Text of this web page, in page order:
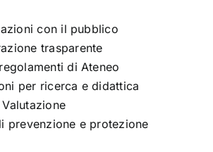
con il pubblico
trasparente
di Ateneo
per ricerca e didattica
prevenzione e protezione